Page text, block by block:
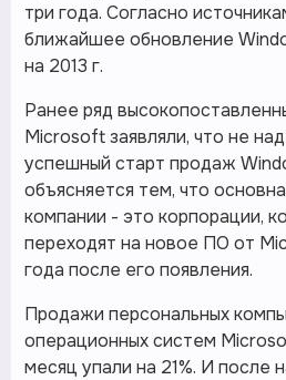
три года. Согласно
ближайшее обновление
на 2013 г.
Ранее ряд
Microsoft заявляли, что не
успешный старт продаж
объясняется тем, что
компании - это корпорации,
переходят на новое ПО от
года после его появления.
Продажи персональных
операционных систем
месяц упали на 21%. И после